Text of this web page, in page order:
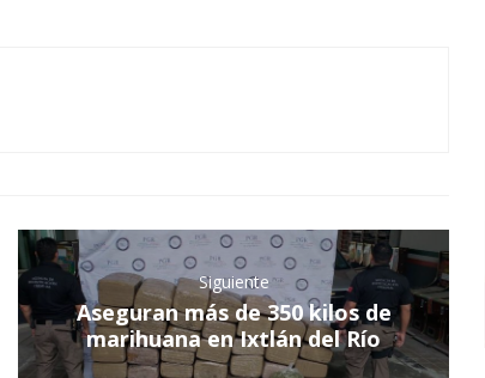
Siguiente
Aseguran más de 350 kilos de
marihuana en Ixtlán del Río